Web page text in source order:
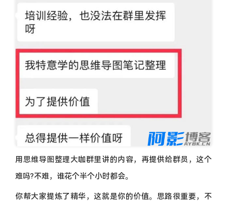
用思维导图整理大咖群里讲的内容，再提供给群员，这个
难吗?不难，谁花个半个小时都会。
你帮大家提炼了精华，这就是你的价值。思路很重要，不